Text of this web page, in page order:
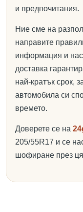
и предпочитания.
Ние сме на
направите
информация и
доставка
най-кратък срок,
автомобила си
времето.
Доверете се на
205/55R17 и се
шофиране през